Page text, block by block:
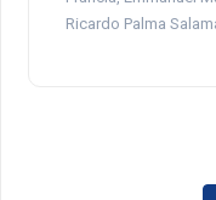
Ricardo Palma